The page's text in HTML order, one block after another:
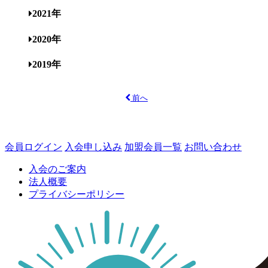
2021年
2020年
2019年
前へ
会員ログイン 入会申し込み 加盟会員一覧 お問い合わせ
入会のご案内
法人概要
プライバシーポリシー